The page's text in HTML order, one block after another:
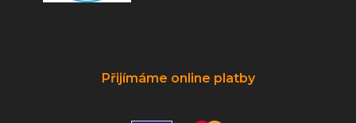
Přijímáme online platby